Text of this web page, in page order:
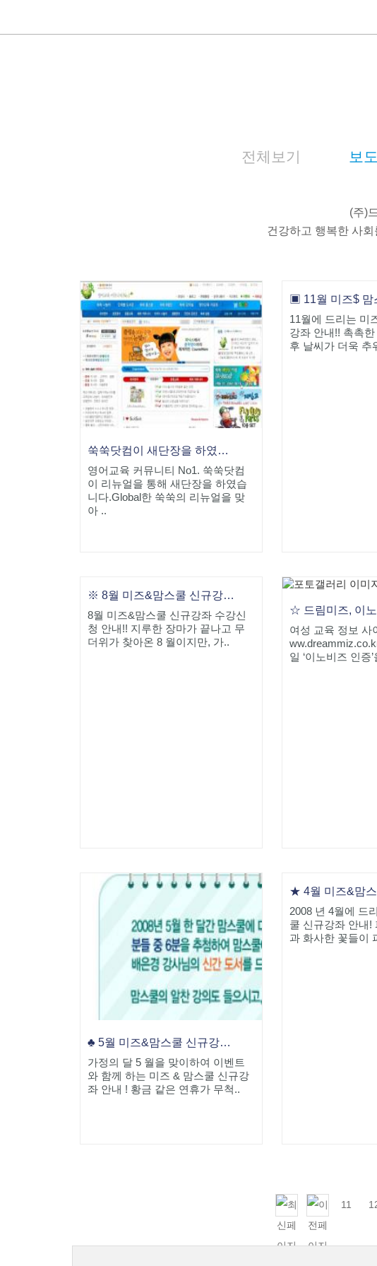
전체보기 보
(주)
건강하고 행복한 사
쑥쑥닷컴이 새단장을 하였습니다
영어교육 커뮤니티 No1. 쑥쑥닷컴
이 리뉴얼을 통해 새단장을 하였습
니다.Global한 쑥쑥의 리뉴얼을 맞
아 ..
11월에 드리는 미
강좌 안내!! 촉촉
후 날씨가 더욱 추
※ 8월 미즈&맘스쿨 신규강좌 안내
8월 미즈&맘스쿨 신규강좌 수강신
청 안내!! 지루한 장마가 끝나고 무
더위가 찾아온 8 월이지만, 가..
여성 교육 정보 사
일 ‘이노비즈 인증
♣ 5월 미즈&맘스쿨 신규강좌 안내!
가정의 달 5 월을 맞이하여 이벤트
와 함께 하는 미즈 & 맘스쿨 신규강
좌 안내 ! 황금 같은 연휴가 무척..
2008 년 4월에 드
쿨 신규강좌 안내!
과 화사한 꽃들이
11